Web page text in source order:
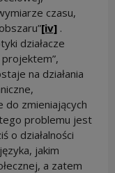
czasu,
[iv].
działacze
projektem”,
na działania
zmieniających
problemu jest
o działalności
jakim
a zatem